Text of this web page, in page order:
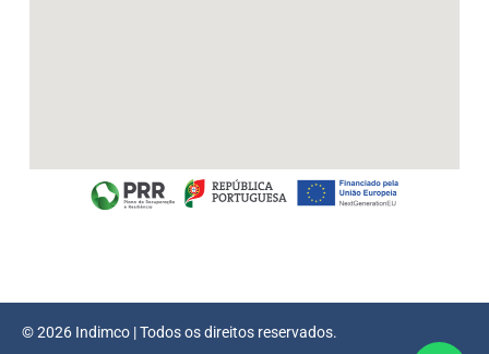
© 2026 Indimco | Todos os direitos reservados.